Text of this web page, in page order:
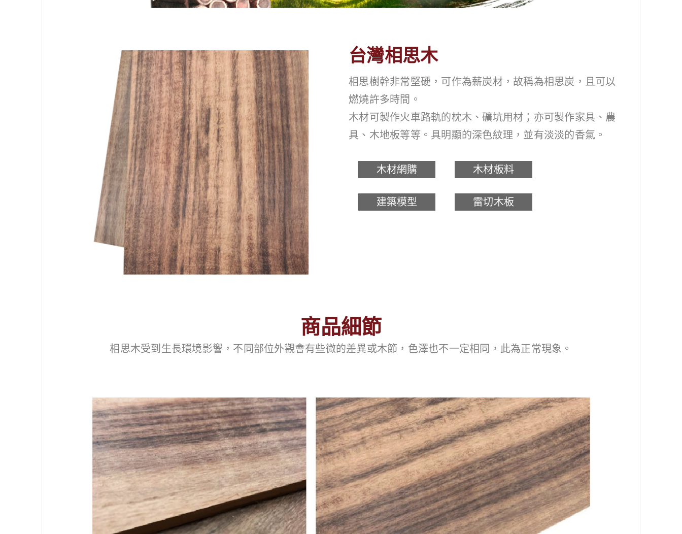
台灣相思木
相思樹幹非常堅硬，可作為薪炭材，故稱為相思炭，且可以
燃燒許多時間。
木材可製作火車路軌的枕木、礦坑用材；亦可製作家具、農
具、木地板等等。具明顯的深色紋理，並有淡淡的香氣。
木材網購 木材板料
建築模型 雷切木板
商品細節
相思木受到生長環境影響，不同部位外觀會有些微的差異或木節，色澤也不一定相同，此為正常現象。